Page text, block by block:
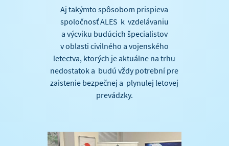
Aj takýmto spôsobom prispieva
spoločnosť ALES k vzdelávaniu
a výcviku budúcich špecialistov
v oblasti civilného a vojenského
letectva, ktorých je aktuálne na trhu
nedostatok a budú vždy potrební pre
zaistenie bezpečnej a plynulej letovej
prevádzky.